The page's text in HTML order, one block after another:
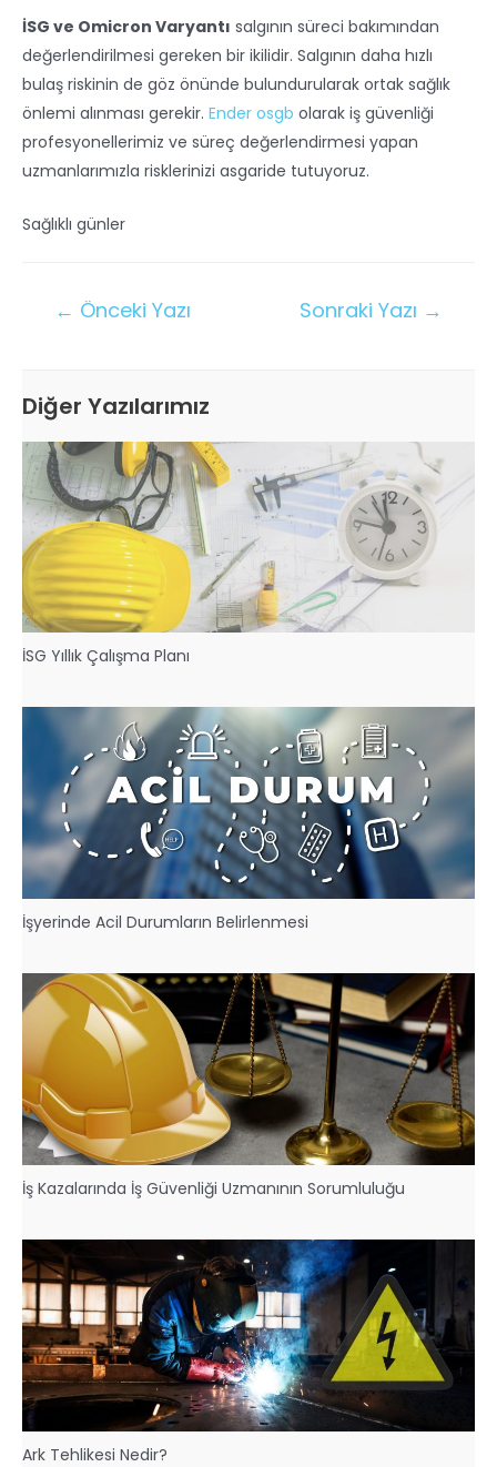
İSG ve Omicron Varyantı salgının süreci bakımından
değerlendirilmesi gereken bir ikilidir. Salgının daha hızlı
bulaş riskinin de göz önünde bulundurularak ortak sağlık
önlemi alınması gerekir. Ender osgb olarak iş güvenliği
profesyonellerimiz ve süreç değerlendirmesi yapan
uzmanlarımızla risklerinizi asgaride tutuyoruz.
Sağlıklı günler
← Önceki Yazı Sonraki Yazı →
Diğer Yazılarımız
İSG Yıllık Çalışma Planı
İşyerinde Acil Durumların Belirlenmesi
İş Kazalarında İş Güvenliği Uzmanının Sorumluluğu
Ark Tehlikesi Nedir?